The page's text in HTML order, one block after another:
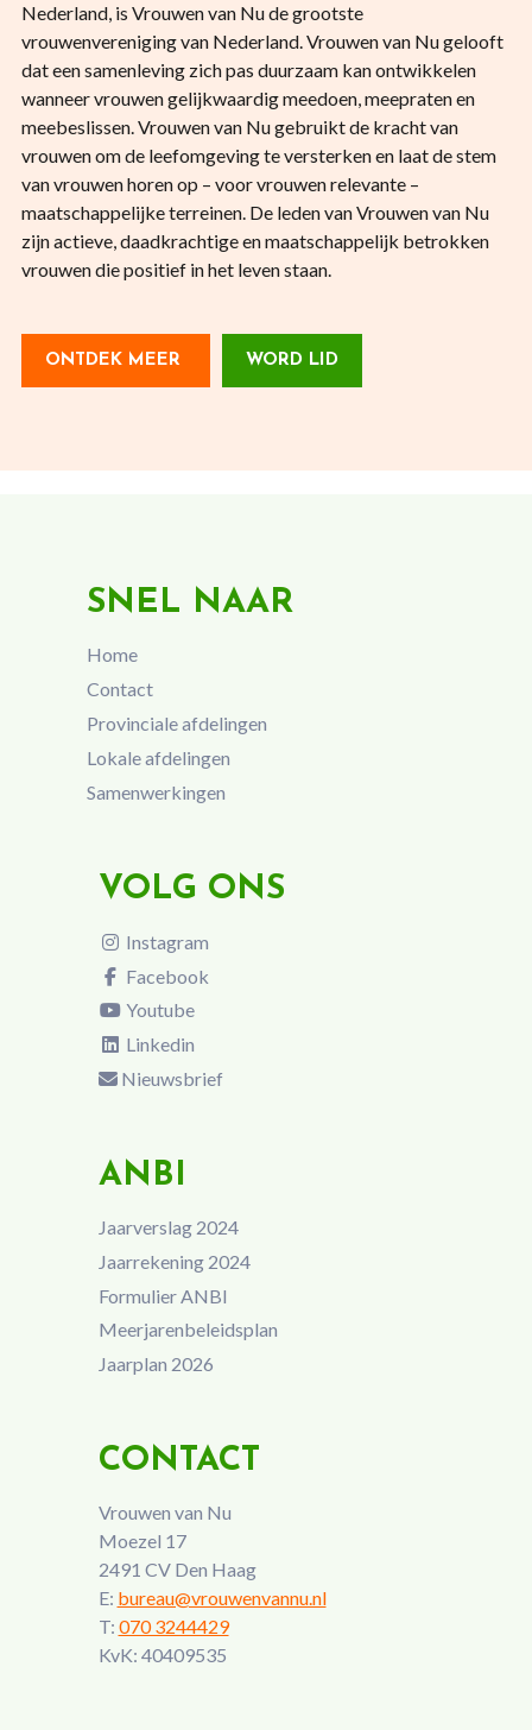
Nederland, is Vrouwen van Nu de grootste
vrouwenvereniging van Nederland. Vrouwen van Nu gelooft
dat een samenleving zich pas duurzaam kan ontwikkelen
wanneer vrouwen gelijkwaardig meedoen, meepraten en
meebeslissen. Vrouwen van Nu gebruikt de kracht van
vrouwen om de leefomgeving te versterken en laat de stem
van vrouwen horen op – voor vrouwen relevante –
maatschappelijke terreinen. De leden van Vrouwen van Nu
zijn actieve, daadkrachtige en maatschappelijk betrokken
vrouwen die positief in het leven staan.
ONTDEK MEER WORD LID
SNEL NAAR
Home
Contact
Provinciale afdelingen
Lokale afdelingen
Samenwerkingen
VOLG ONS
Instagram
Facebook
Youtube
Linkedin
Nieuwsbrief
ANBI
Jaarverslag 2024
Jaarrekening 2024
Formulier ANBI
Meerjarenbeleidsplan
Jaarplan 2026
CONTACT
Vrouwen van Nu
Moezel 17
2491 CV Den Haag
E: bureau@vrouwenvannu.nl
T: 070 3244429
KvK: 40409535